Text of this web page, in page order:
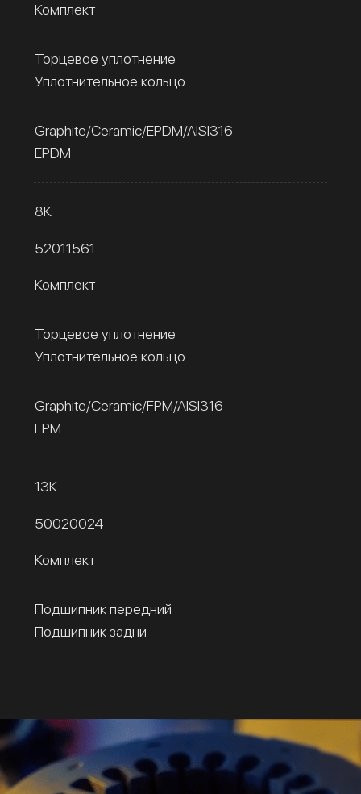
Комплект
Торцевое уплотнение
Уплотнительное кольцо
Graphite/Ceramic/EPDM/AISI316
EPDM
8К
52011561
Комплект
Торцевое уплотнение
Уплотнительное кольцо
Graphite/Ceramic/FPM/AISI316
FPM
13К
50020024
Комплект
Подшипник передний
Подшипник задни